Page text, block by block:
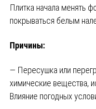
Плитка начала менять
покрываться белым
Причины:
— Пересушка или
химические вещества,
Влияние погодных